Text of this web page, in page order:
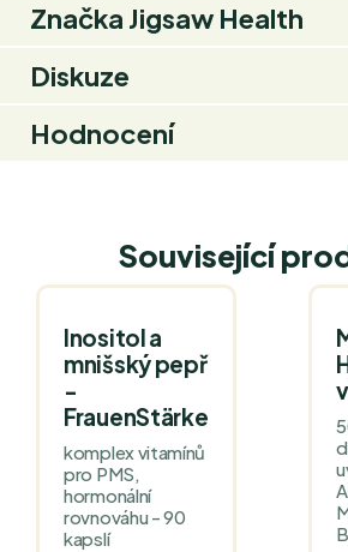
Značka Jigsaw Health
Diskuze
Hodnocení
Související
Inositol a
mnišský pepř
-
FrauenStärke
komplex vitamínů
pro PMS,
hormonální
rovnováhu - 90
kapslí